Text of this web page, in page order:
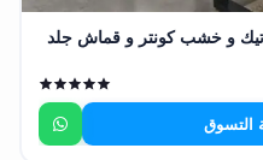
و خشب كونتر و قماش جلد
التسوق